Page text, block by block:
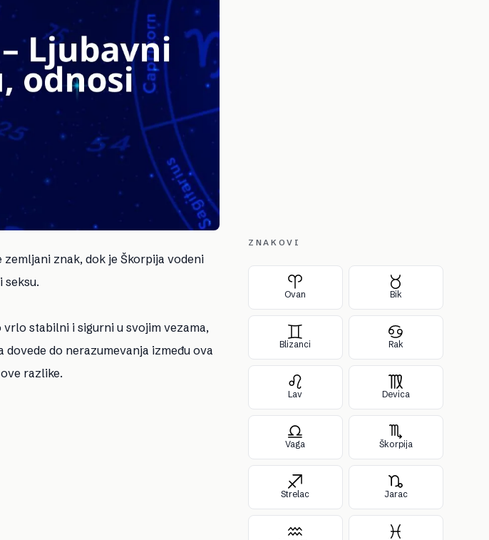
znak, dok je Škorpija vodeni
seksu.
stabilni i sigurni u svojim vezama,
do nerazumevanja između ova
razlike.
ZNAKOVI
Ovan Bik
Blizanci Rak
Lav Devica
Vaga Škorpija
Strelac Jarac